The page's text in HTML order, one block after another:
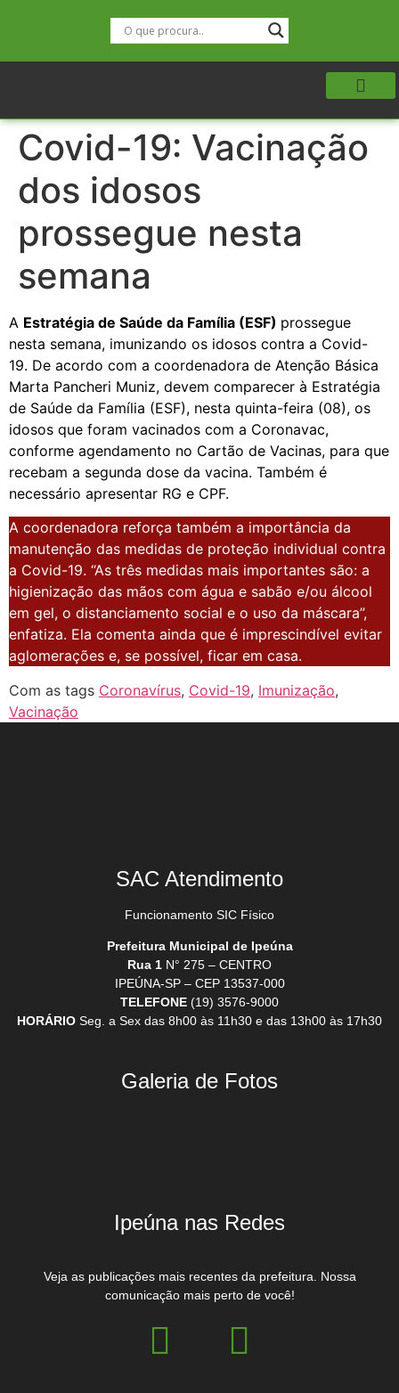
Covid-19: Vacinação
dos idosos
prossegue nesta
semana
A Estratégia de Saúde da Família (ESF) prossegue
nesta semana, imunizando os idosos contra a Covid-
19. De acordo com a coordenadora de Atenção Básica
Marta Pancheri Muniz, devem comparecer à Estratégia
de Saúde da Família (ESF), nesta quinta-feira (08), os
idosos que foram vacinados com a Coronavac,
conforme agendamento no Cartão de Vacinas, para que
recebam a segunda dose da vacina. Também é
necessário apresentar RG e CPF.
A coordenadora reforça também a importância da
manutenção das medidas de proteção individual contra
a Covid-19. “As três medidas mais importantes são: a
higienização das mãos com água e sabão e/ou álcool
em gel, o distanciamento social e o uso da máscara”,
enfatiza. Ela comenta ainda que é imprescindível evitar
aglomerações e, se possível, ficar em casa.
Com as tags Coronavírus, Covid-19, Imunização,
Vacinação
SAC Atendimento
Funcionamento SIC Físico
Prefeitura Municipal de Ipeúna
Rua 1 N° 275 – CENTRO
IPEÚNA-SP – CEP 13537-000
TELEFONE (19) 3576-9000
HORÁRIO Seg. a Sex das 8h00 às 11h30 e das 13h00 às 17h30
Galeria de Fotos
Ipeúna nas Redes
Veja as publicações mais recentes da prefeitura. Nossa
comunicação mais perto de você!